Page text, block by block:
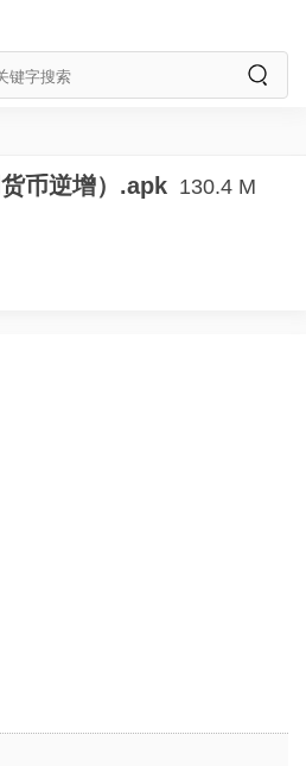
币逆增）.apk 130.4 M